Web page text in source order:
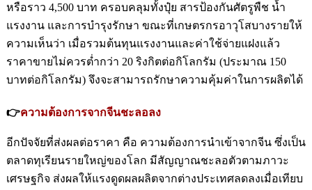
หรือราว 4,500 บาท ครอบคลุมทั้งปุ๋ย สารป้องกันศัตรูพืช น้ำ
แรงงาน และการบำรุงรักษา ขณะที่เกษตรกรอาวุโสบางรายให้
ความเห็นว่า เมื่อรวมต้นทุนแรงงานและค่าใช้จ่ายแฝงแล้ว
ราคาขายไม่ควรต่ำกว่า 20 ริงกิตต่อกิโลกรัม (ประมาณ 150
บาทต่อกิโลกรัม) จึงจะสามารถรักษาความคุ้มค่าในการผลิตได้
👉ความต้องการจากจีนชะลอลง
อีกปัจจัยที่ส่งผลต่อราคา คือ ความต้องการนำเข้าจากจีน ซึ่งเป็น
ตลาดทุเรียนรายใหญ่ของโลก มีสัญญาณชะลอตัวตามภาวะ
เศรษฐกิจ ส่งผลให้แรงดูดผลผลิตจากต่างประเทศลดลงเมื่อเทียบ